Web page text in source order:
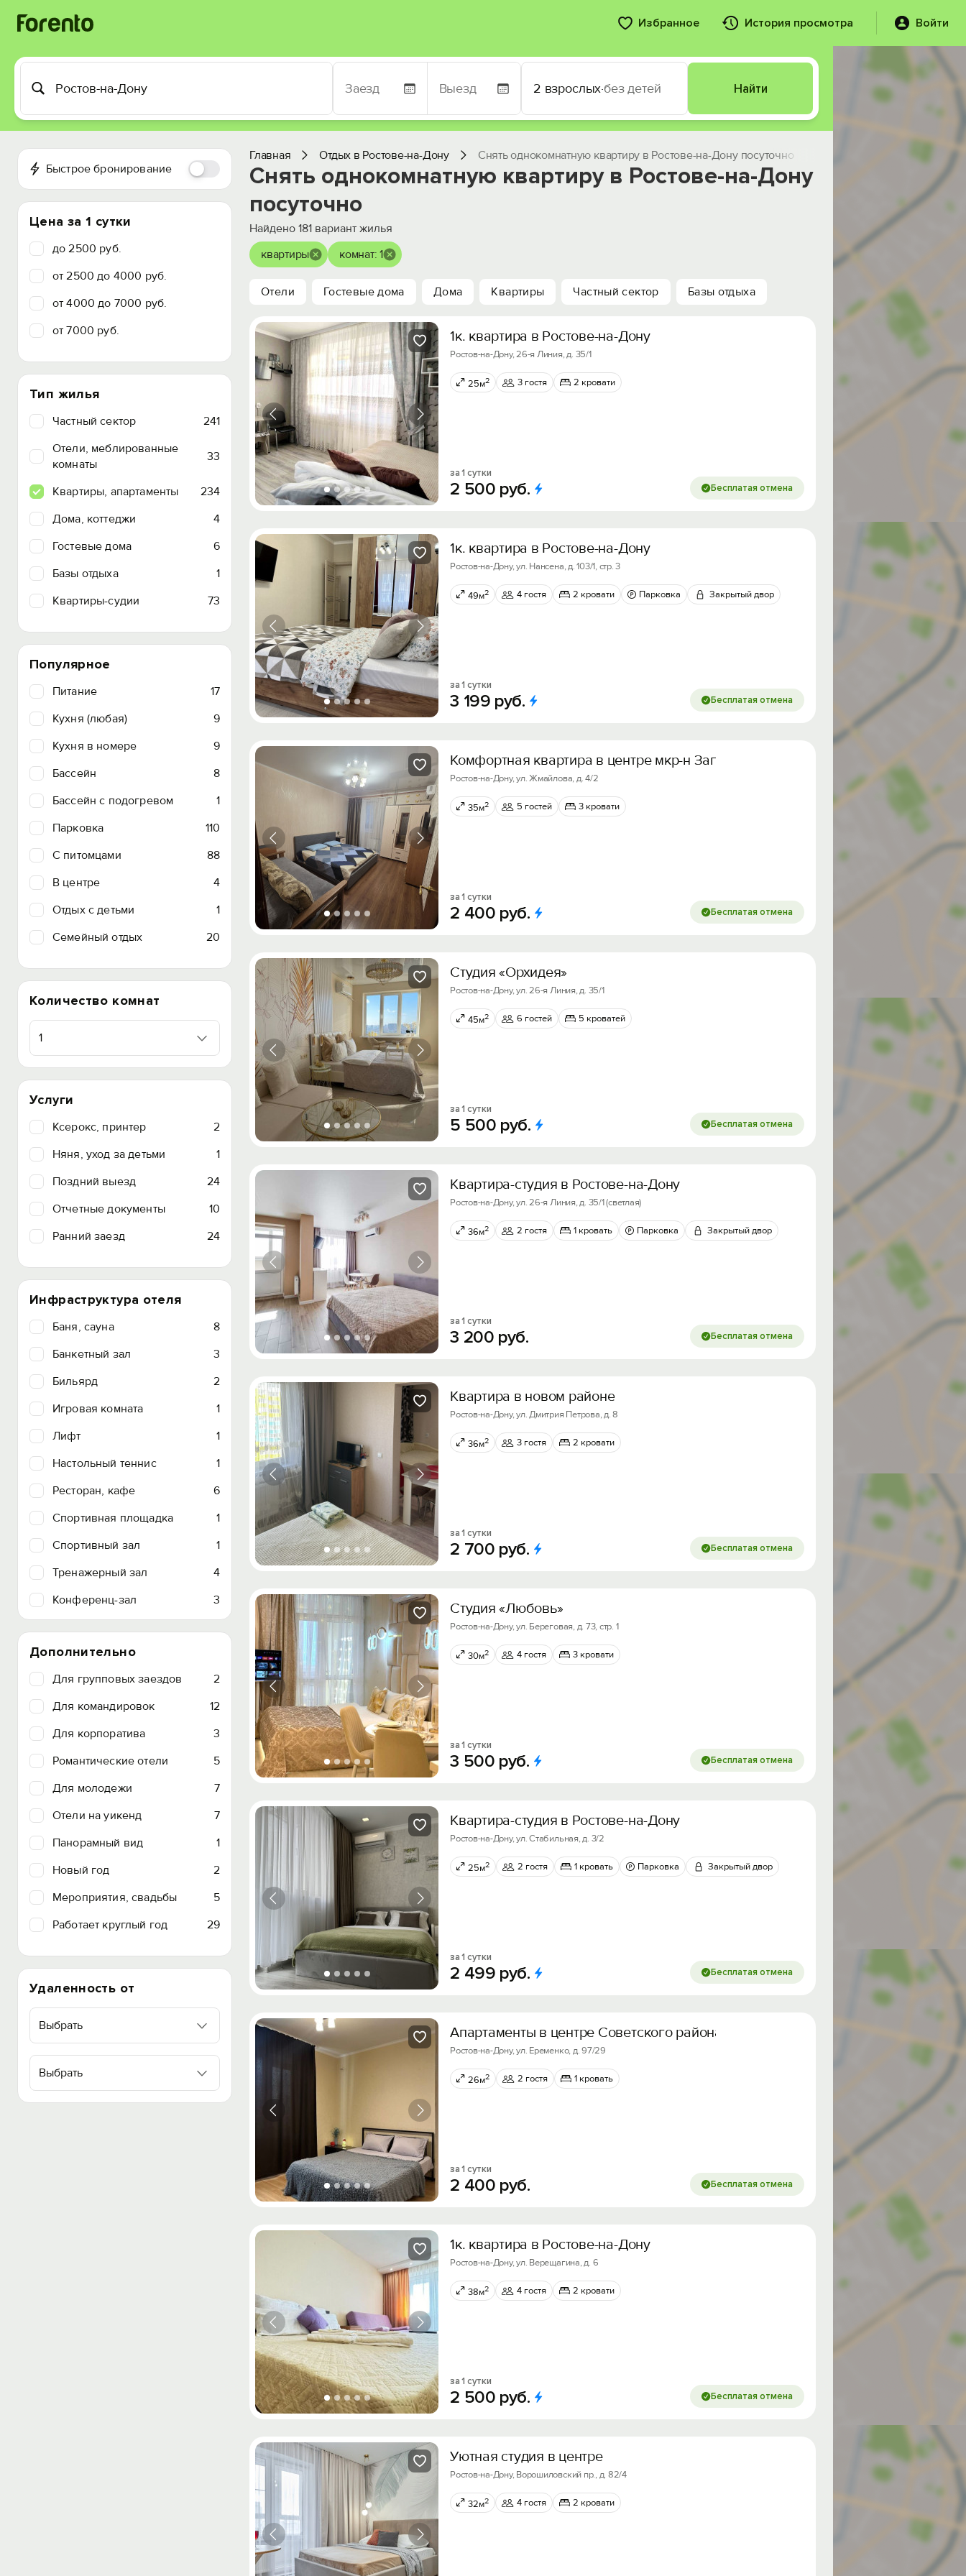
Избранное История просмотра Войти
2 взрослых·без детей Найти
Быстрое бронирование
Цена за 1 сутки
до 2500 руб.
от 2500 до 4000 руб.
от 4000 до 7000 руб.
от 7000 руб.
Тип жилья
Частный сектор
241
Отели, меблированные
комнаты
33
Квартиры, апартаменты
234
Дома, коттеджи
4
Гостевые дома
6
Базы отдыха
1
Квартиры-судии
73
Популярное
Питание
17
Кухня (любая)
9
Кухня в номере
9
Бассейн
8
Бассейн с подогревом
1
Парковка
110
C питомцами
88
В центре
4
Отдых с детьми
1
Семейный отдых
20
Количество комнат
1
Услуги
Ксерокс, принтер
2
Няня, уход за детьми
1
Поздний выезд
24
Отчетные документы
10
Ранний заезд
24
Инфраструктура отеля
Баня, сауна
8
Банкетный зал
3
Бильярд
2
Игровая комната
1
Лифт
1
Настольный теннис
1
Ресторан, кафе
6
Спортивная площадка
1
Спортивный зал
1
Тренажерный зал
4
Конференц-зал
3
Дополнительно
Для групповых заездов
2
Для командировок
12
Для корпоратива
3
Романтические отели
5
Для молодежи
7
Отели на уикенд
7
Панорамный вид
1
Новый год
2
Мероприятия, свадьбы
5
Работает круглый год
29
Удаленность от
Выбрать
Выбрать
Главная Отдых в Ростове-на-Дону Снять однокомнатную квартиру в Ростове-на-Дону посуточно
Снять однокомнатную квартиру в Ростове-на-Дону
посуточно
Найдено 181 вариант жилья
квартиры
комнат: 1
Отели Гостевые дома Дома Квартиры Частный сектор Базы отдыха
1к. квартира в Ростове-на-Дону
Ростов-на-Дону, 26-я Линия, д. 35/1
25м2 3 гостя 2 кровати
за 1 сутки
2 500 руб. Бесплатая отмена
1к. квартира в Ростове-на-Дону
Ростов-на-Дону, ул. Нансена, д. 103/1, стр. 3
49м2 4 гостя 2 кровати Парковка Закрытый двор
за 1 сутки
3 199 руб. Бесплатая отмена
Комфортная квартира в центре мкр-н Западный
Ростов-на-Дону, ул. Жмайлова, д. 4/2
35м2 5 гостей 3 кровати
за 1 сутки
2 400 руб. Бесплатая отмена
Студия «Орхидея»
Ростов-на-Дону, ул. 26-я Линия, д. 35/1
45м2 6 гостей 5 кроватей
за 1 сутки
5 500 руб. Бесплатая отмена
Квартира-студия в Ростове-на-Дону
Ростов-на-Дону, ул. 26-я Линия, д. 35/1 (светлая)
36м2 2 гостя 1 кровать Парковка Закрытый двор
за 1 сутки
3 200 руб. Бесплатая отмена
Квартира в новом районе
Ростов-на-Дону, ул. Дмитрия Петрова, д. 8
36м2 3 гостя 2 кровати
за 1 сутки
2 700 руб. Бесплатая отмена
Студия «Любовь»
Ростов-на-Дону, ул. Береговая, д. 73, стр. 1
30м2 4 гостя 3 кровати
за 1 сутки
3 500 руб. Бесплатая отмена
Квартира-студия в Ростове-на-Дону
Ростов-на-Дону, ул. Стабильная, д. 3/2
25м2 2 гостя 1 кровать Парковка Закрытый двор
за 1 сутки
2 499 руб. Бесплатая отмена
Апартаменты в центре Советского района
Ростов-на-Дону, ул. Еременко, д. 97/29
26м2 2 гостя 1 кровать
за 1 сутки
2 400 руб. Бесплатая отмена
1к. квартира в Ростове-на-Дону
Ростов-на-Дону, ул. Верещагина, д. 6
38м2 4 гостя 2 кровати
за 1 сутки
2 500 руб. Бесплатая отмена
Уютная студия в центре
Ростов-на-Дону, Ворошиловский пр., д. 82/4
32м2 4 гостя 2 кровати